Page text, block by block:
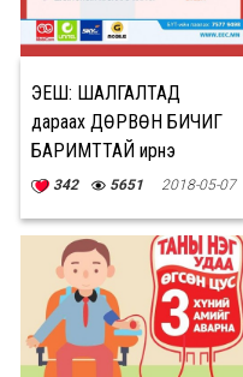
ЭЕШ: ШАЛГАЛТАД
дараах ДӨРВӨН БИЧИГ
БАРИМТТАЙ ирнэ
342 5651 2018-05-07